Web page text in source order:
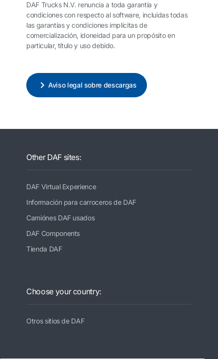
DAF Trucks N.V. renuncia a toda garantía y
condiciones con respecto al software, incluidas todas
las garantías y condiciones implícitas de
comercialización, idoneidad para un propósito en
particular, título y uso debido.
Aviso legal sobre descargas
Other DAF sites:
DAF Virtual Experience
Información para carroceros de DAF
Camiónes DAF usados
DAF Components
Tienda DAF
Choose your country:
Otros sitios de DAF